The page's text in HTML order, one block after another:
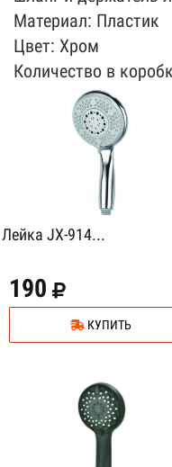
Материал: Пластик
Цвет: Хром
Количество в
Лейка JX-914...
190
КУПИТЬ